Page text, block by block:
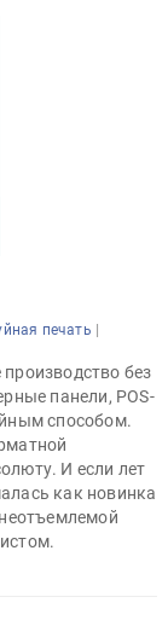
печать |
без
панели, POS-
способом.
И если лет
как новинка